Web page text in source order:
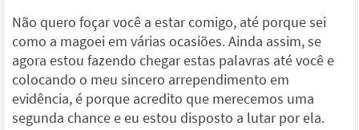
Não quero foçar você a estar comigo, até porque sei
como a magoei em várias ocasiões. Ainda assim, se
agora estou fazendo chegar estas palavras até você e
colocando o meu sincero arrependimento em
evidência, é porque acredito que merecemos uma
segunda chance e eu estou disposto a lutar por ela.